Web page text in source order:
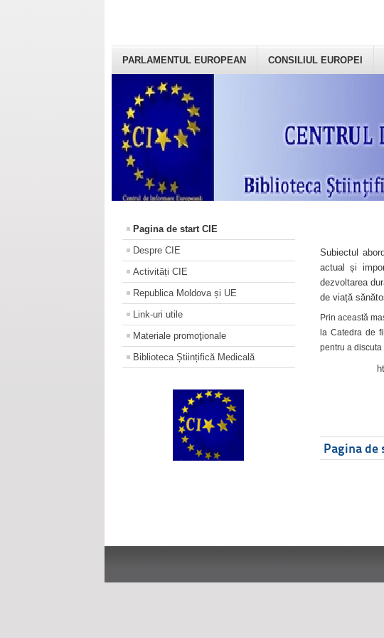
PARLAMENTUL EUROPEAN CONSILIUL EUROPEI
Pagina de start CIE
Despre CIE
Activități CIE
Republica Moldova și UE
Link-uri utile
Materiale promoţionale
Biblioteca Științifică Medicală
Subiectul
actual și
dezvoltarea
de viață
Prin această
la Catedra de
pentru a
Pagina de